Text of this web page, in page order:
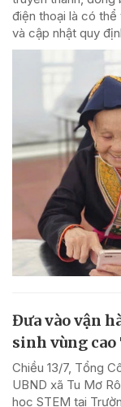
điện thoại là có
và cập nhật quy
Đưa vào vận
sinh vùng cao
Chiều 13/7, Tổng
UBND xã Tu Mơ
học STEM tại